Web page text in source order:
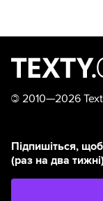
© 2010—2026
Підпишіться,
(раз на два тижні)